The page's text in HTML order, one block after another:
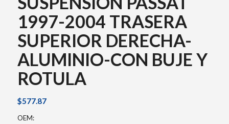
1997-2004 TRASERA
SUPERIOR DERECHA-
ALUMINIO-CON BUJE Y
ROTULA
$577.87
OEM: